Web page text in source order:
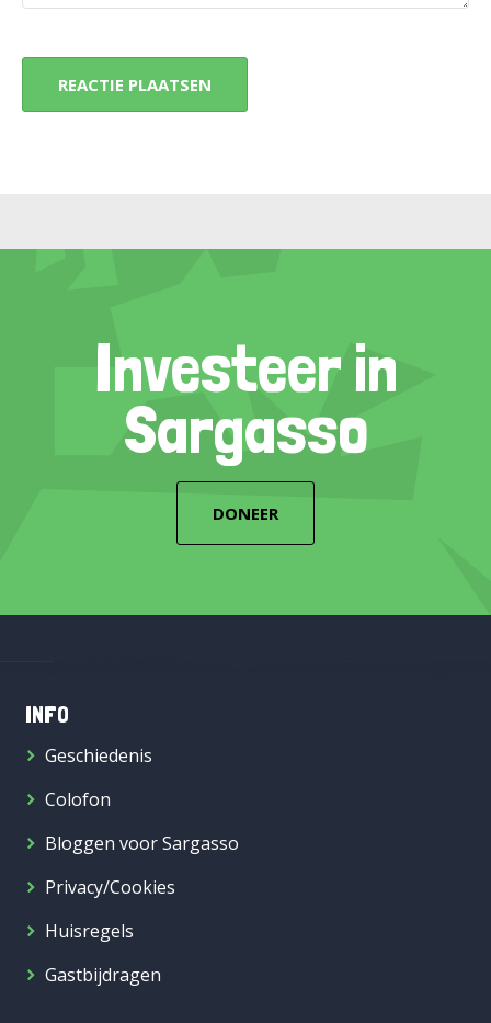
Investeer in
Sargasso
DONEER
INFO
Geschiedenis
Colofon
Bloggen voor Sargasso
Privacy/Cookies
Huisregels
Gastbijdragen